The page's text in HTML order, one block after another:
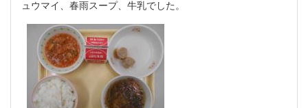
ュウマイ、春雨スープ、牛乳でした。